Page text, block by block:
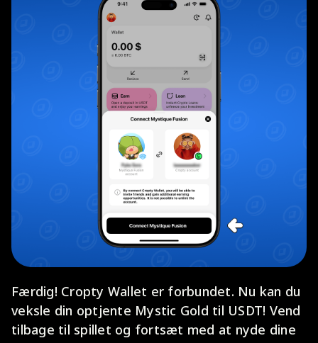
Færdig! Cropty Wallet er forbundet. Nu kan du
veksle din optjente Mystic Gold til USDT! Vend
tilbage til spillet og fortsæt med at nyde dine